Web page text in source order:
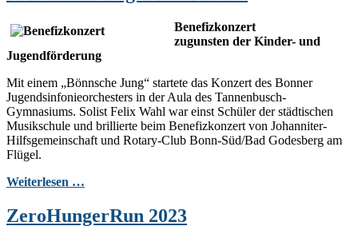
Benefizkonzert
zugunsten der Kinder- und
Jugendförderung
Mit einem „Bönnsche Jung“ startete das Konzert des Bonner
Jugendsinfonieorchesters in der Aula des Tannenbusch-
Gymnasiums. Solist Felix Wahl war einst Schüler der städtischen
Musikschule und brillierte beim Benefizkonzert von Johanniter-
Hilfsgemeinschaft und Rotary-Club Bonn-Süd/Bad Godesberg am
Flügel.
Weiterlesen …
ZeroHungerRun 2023